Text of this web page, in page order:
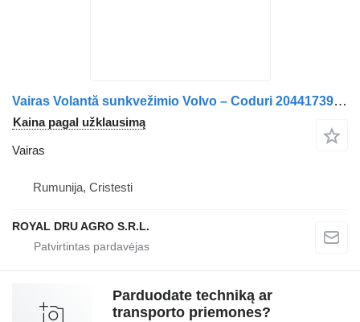
Vairas Volantă sunkvežimio Volvo – Coduri 20441739, 20742797, 21614479, 20711957, 20411613, 20459447
Kaina pagal užklausimą
Vairas
Rumunija, Cristesti
ROYAL DRU AGRO S.R.L.
Parduodate techniką ar
transporto priemones?